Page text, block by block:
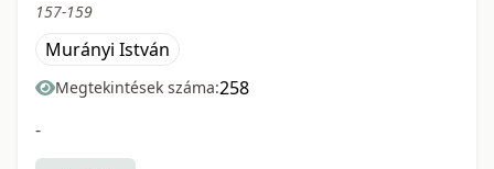
157-159
Murányi István
Megtekintések száma:258
-